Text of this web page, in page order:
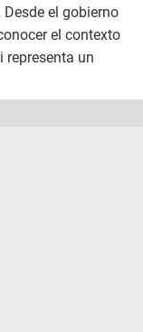
el gobierno
el contexto
un